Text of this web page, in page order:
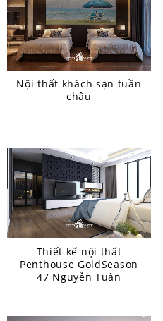
Nội thất khách sạn tuần
châu
Thiết kế nội thất
Penthouse GoldSeason
47 Nguyễn Tuân